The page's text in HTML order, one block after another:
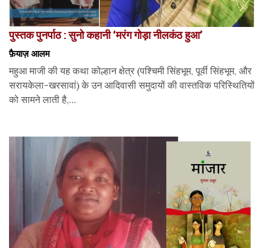
पुस्तक पुनर्पाठ : सुनो कहानी ‘मरंग गोड़ा नीलकंठ हुआ’
फ़ैयाज़ आलम
महुआ माजी की यह कथा कोल्हान क्षेत्र (पश्चिमी सिंहभूम, पूर्वी सिंहभूम, और
सरायकेला-खरसावां) के उन आदिवासी समुदायों की वास्तविक परिस्थितियों
को सामने लाती है,...